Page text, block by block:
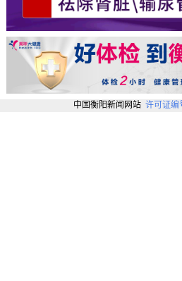
中国衡阳新闻网站 许可证编